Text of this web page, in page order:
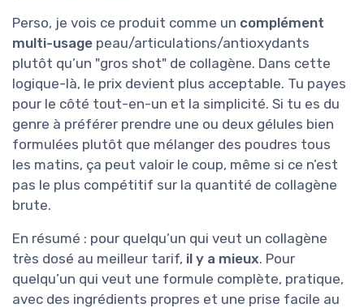
Perso, je vois ce produit comme un complément
multi-usage peau/articulations/antioxydants
plutôt qu’un "gros shot" de collagène. Dans cette
logique-là, le prix devient plus acceptable. Tu payes
pour le côté tout-en-un et la simplicité. Si tu es du
genre à préférer prendre une ou deux gélules bien
formulées plutôt que mélanger des poudres tous
les matins, ça peut valoir le coup, même si ce n’est
pas le plus compétitif sur la quantité de collagène
brute.
En résumé : pour quelqu’un qui veut un collagène
très dosé au meilleur tarif, il y a mieux. Pour
quelqu’un qui veut une formule complète, pratique,
avec des ingrédients propres et une prise facile au